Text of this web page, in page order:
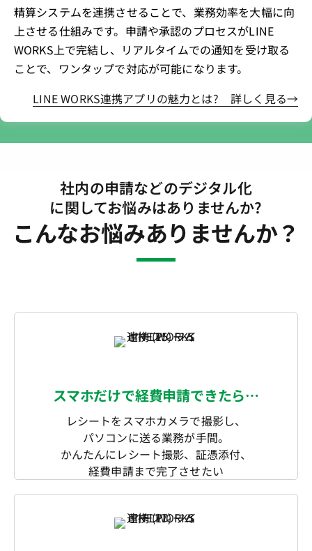
精算システムを連携させることで、業務効率を大幅に向
上させる仕組みです。申請や承認のプロセスがLINE
WORKS上で完結し、リアルタイムでの通知を受け取る
ことで、ワンタップで対応が可能になります。
LINE WORKS連携アプリの魅力とは? 詳しく見る→
社内の申請などのデジタル化
に関してお悩みはありませんか?
こんなお悩みありませんか？
スマホだけで経費申請できたら…
レシートをスマホカメラで撮影し、
パソコンに送る業務が手間。
かんたんにレシート撮影、証憑添付、
経費申請まで完了させたい